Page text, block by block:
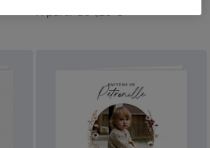
À partir de 1,29 €